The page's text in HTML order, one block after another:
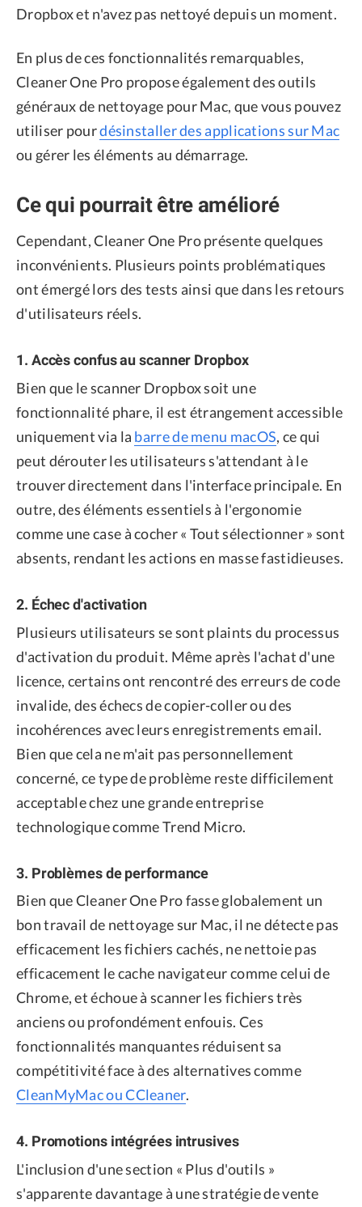
Dropbox et n'avez pas nettoyé depuis un moment.
En plus de ces fonctionnalités remarquables,
Cleaner One Pro propose également des outils
généraux de nettoyage pour Mac, que vous pouvez
utiliser pourdésinstaller des applications sur Mac
ou gérer les éléments au démarrage.
Ce qui pourrait être amélioré
Cependant, Cleaner One Pro présente quelques
inconvénients. Plusieurs points problématiques
ont émergé lors des tests ainsi que dans les retours
d'utilisateurs réels.
1. Accès confus au scanner Dropbox
Bien que le scanner Dropbox soit une
fonctionnalité phare, il est étrangement accessible
uniquement via la barre de menu macOS, ce qui
peut dérouter les utilisateurs s'attendant à le
trouver directement dans l'interface principale. En
outre, des éléments essentiels à l'ergonomie
comme une case à cocher « Tout sélectionner » sont
absents, rendant les actions en masse fastidieuses.
2. Échec d'activation
Plusieurs utilisateurs se sont plaints du processus
d'activation du produit. Même après l'achat d'une
licence, certains ont rencontré des erreurs de code
invalide, des échecs de copier-coller ou des
incohérences avec leurs enregistrements email.
Bien que cela ne m'ait pas personnellement
concerné, ce type de problème reste difficilement
acceptable chez une grande entreprise
technologique comme Trend Micro.
3. Problèmes de performance
Bien que Cleaner One Pro fasse globalement un
bon travail de nettoyage sur Mac, il ne détecte pas
efficacement les fichiers cachés, ne nettoie pas
efficacement le cache navigateur comme celui de
Chrome, et échoue à scanner les fichiers très
anciens ou profondément enfouis. Ces
fonctionnalités manquantes réduisent sa
compétitivité face à des alternatives comme
CleanMyMac ou CCleaner.
4. Promotions intégrées intrusives
L'inclusion d'une section « Plus d'outils »
s'apparente davantage à une stratégie de vente